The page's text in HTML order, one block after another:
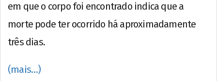
em que o corpo foi encontrado indica que a
morte pode ter ocorrido há aproximadamente
três dias.
(mais…)